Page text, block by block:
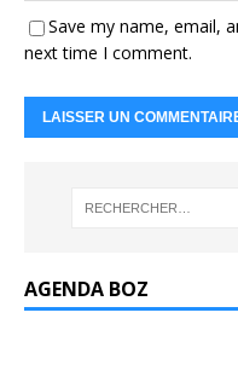
Save my name, email,
next time I comment.
AGENDA BOZ